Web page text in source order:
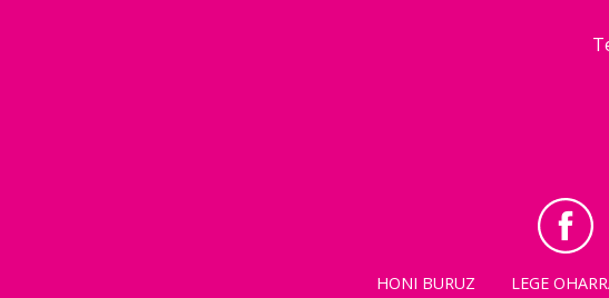
HONI BURUZ LEGE